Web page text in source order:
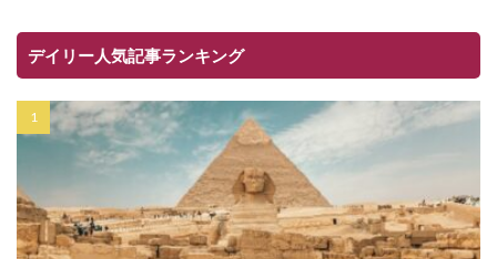
デイリー人気記事ランキング